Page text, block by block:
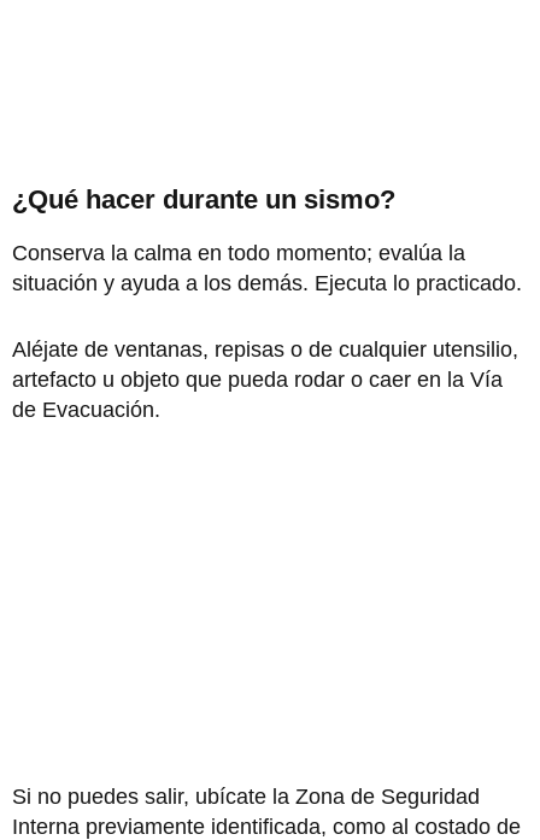
¿Qué hacer durante un sismo?
Conserva la calma en todo momento; evalúa la
situación y ayuda a los demás. Ejecuta lo practicado.
Aléjate de ventanas, repisas o de cualquier utensilio,
artefacto u objeto que pueda rodar o caer en la Vía
de Evacuación.
Si no puedes salir, ubícate la Zona de Seguridad
Interna previamente identificada, como al costado de